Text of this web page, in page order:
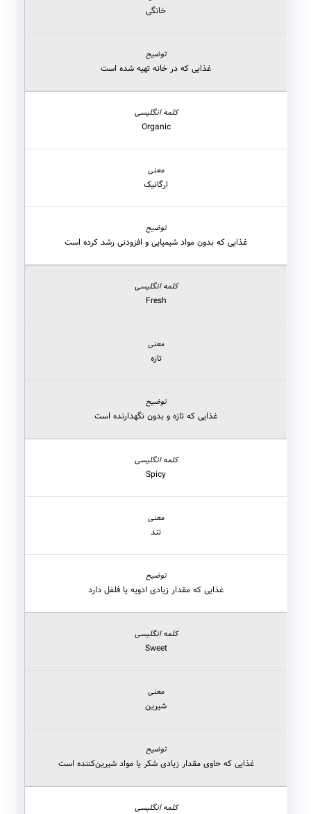
خانگی
غذایی که در خانه تهیه شده است
Organic
ارگانیک
غذایی که بدون مواد شیمیایی و افزودنی رشد کرده است
Fresh
تازه
غذایی که تازه و بدون نگهدارنده است
Spicy
تند
غذایی که مقدار زیادی ادویه یا فلفل دارد
Sweet
شیرین
غذایی که حاوی مقدار زیادی شکر یا مواد شیرین‌کننده است